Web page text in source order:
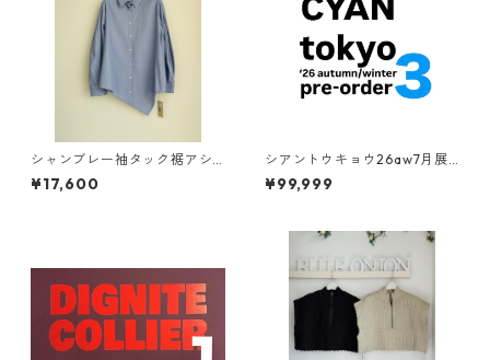
シャンブレー袖タック裾アシ
ンメトリーシャツブラウス 63
5938 PASSIONE
¥17,600
シアントウキョウ26aw7月展
ご予約ご紹介 その③
¥99,999